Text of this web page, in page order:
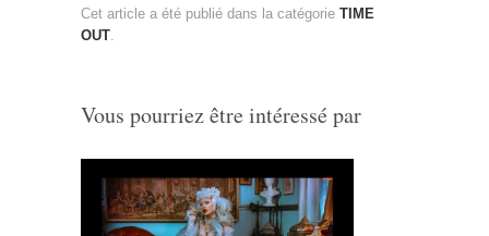
Cet article a été publié dans la catégorie TIME
OUT.
Vous pourriez être intéressé par